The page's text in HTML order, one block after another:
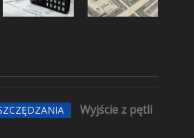
Wyjście z pętli